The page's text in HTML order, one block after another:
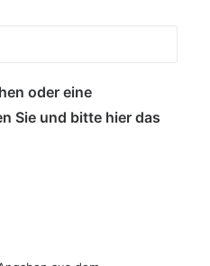
oder eine
Sie und bitte hier das